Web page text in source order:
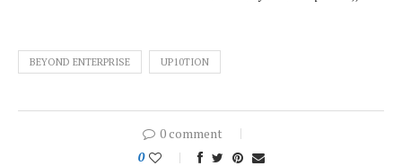
BEYOND ENTERPRISE UP10TION
0 comment
0